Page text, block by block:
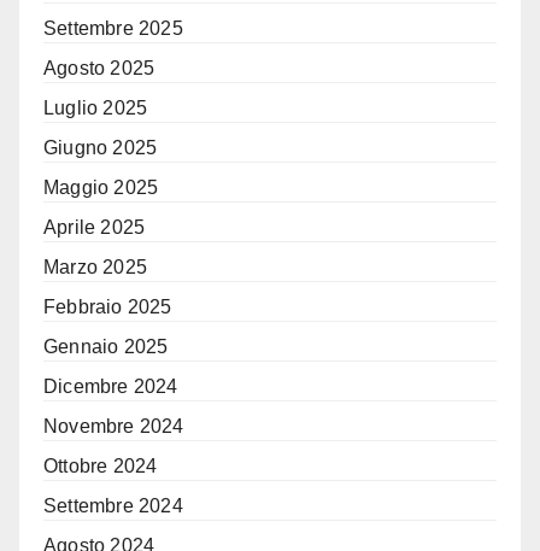
Settembre 2025
Agosto 2025
Luglio 2025
Giugno 2025
Maggio 2025
Aprile 2025
Marzo 2025
Febbraio 2025
Gennaio 2025
Dicembre 2024
Novembre 2024
Ottobre 2024
Settembre 2024
Agosto 2024